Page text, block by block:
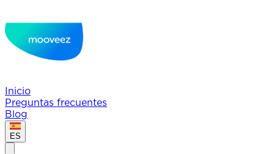
Inicio
Preguntas frecuentes
Blog
ES